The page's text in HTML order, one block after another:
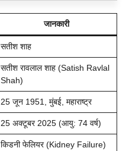
जानकारी
सतीश शाह
सतीश रावलाल शाह (Satish Ravlal
Shah)
25 जून 1951, मुंबई, महाराष्ट्र
25 अक्टूबर 2025 (आयु: 74 वर्ष)
किडनी फेलियर (Kidney Failure)